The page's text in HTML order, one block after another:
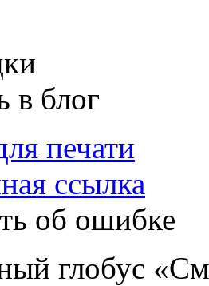
в блог
печати
ссылка
об ошибке
глобус